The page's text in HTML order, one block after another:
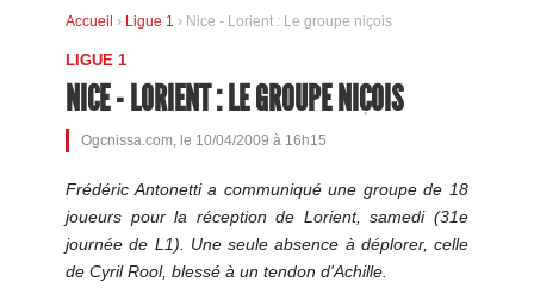
Accueil › Ligue 1 › Nice - Lorient : Le groupe niçois
LIGUE 1
NICE - LORIENT : LE GROUPE NIÇOIS
Ogcnissa.com, le 10/04/2009 à 16h15
Frédéric Antonetti a communiqué une groupe de 18
joueurs pour la réception de Lorient, samedi (31e
journée de L1). Une seule absence à déplorer, celle
de Cyril Rool, blessé à un tendon d'Achille.